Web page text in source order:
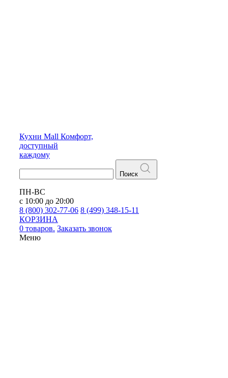
Кухни Mall Комфорт,
доступный
каждому
Поиск
ПН-ВС
с 10:00 до 20:00
8 (800) 302-77-06 8 (499) 348-15-11
КОРЗИНА
0 товаров. Заказать звонок
Меню